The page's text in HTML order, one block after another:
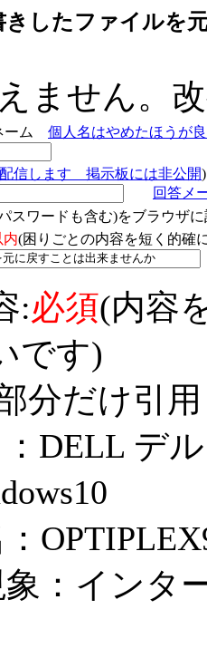
きしたファイルを
ません。
ーム 個人名はやめたほうが
信します 掲示板には非公開)
回答メ
スワードも含む)をブラウザ
内(困りごとの内容を短く的
:必須(内容
です)
分だけ引
DELL デル
：インタ